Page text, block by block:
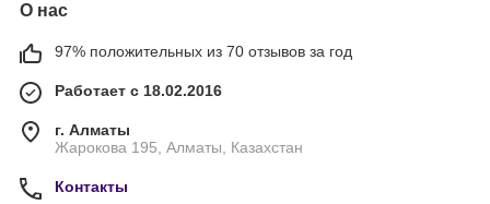
О нас
97% положительных из 70 отзывов за год
Работает с 18.02.2016
г. Алматы
Жарокова 195, Алматы, Казахстан
Контакты